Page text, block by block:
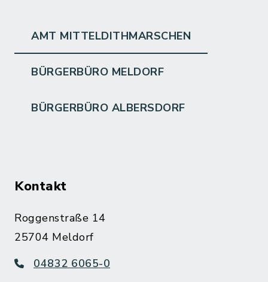
AMT MITTELDITHMARSCHEN
BÜRGERBÜRO MELDORF
BÜRGERBÜRO ALBERSDORF
Kontakt
Roggenstraße 14
25704 Meldorf
04832 6065-0